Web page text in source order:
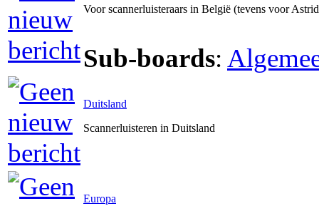
Voor scannerluisteraars in België (tevens voor
Sub-boards:
Duitsland
Scannerluisteren in Duitsland
Europa